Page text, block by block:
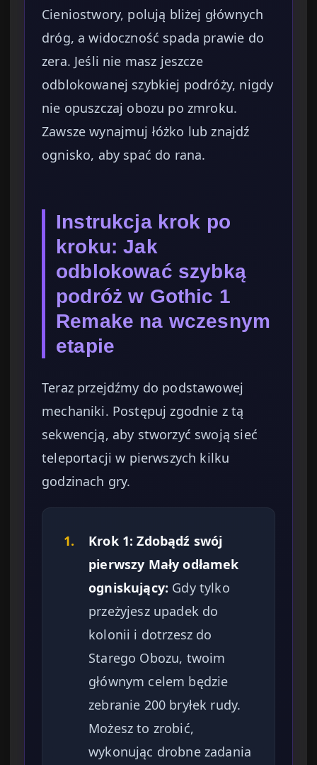
Cieniostwory, polują bliżej głównych
dróg, a widoczność spada prawie do
zera. Jeśli nie masz jeszcze
odblokowanej szybkiej podróży, nigdy
nie opuszczaj obozu po zmroku.
Zawsze wynajmuj łóżko lub znajdź
ognisko, aby spać do rana.
Instrukcja krok po
kroku: Jak
odblokować szybką
podróż w Gothic 1
Remake na wczesnym
etapie
Teraz przejdźmy do podstawowej
mechaniki. Postępuj zgodnie z tą
sekwencją, aby stworzyć swoją sieć
teleportacji w pierwszych kilku
godzinach gry.
1.
Krok 1: Zdobądź swój
pierwszy Mały odłamek
ogniskujący: Gdy tylko
przeżyjesz upadek do
kolonii i dotrzesz do
Starego Obozu, twoim
głównym celem będzie
zebranie 200 bryłek rudy.
Możesz to zrobić,
wykonując drobne zadania